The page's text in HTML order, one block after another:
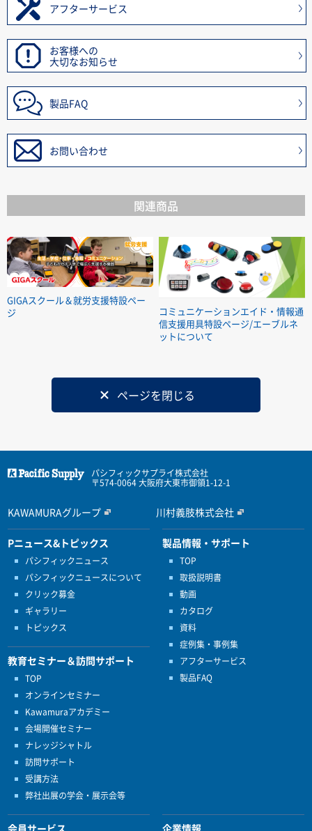
アフターサービス
お客様への
大切なお知らせ
製品FAQ
お問い合わせ
関連商品
GIGAスクール＆就労支援特設ペー
ジ
コミュニケーションエイド・情報通
信支援用具特設ページ/エーブルネ
ットについて
ページを閉じる
パシフィックサプライ株式会社
〒574-0064 大阪府大東市御領1-12-1
KAWAMURAグループ 川村義肢株式会社
Pニュース&トピックス
パシフィックニュース
パシフィックニュースについて
クリック募金
ギャラリー
トピックス
教育セミナー＆訪問サポート
TOP
オンラインセミナー
Kawamuraアカデミー
会場開催セミナー
ナレッジシャトル
訪問サポート
受講方法
弊社出展の学会・展示会等
製品情報・サポート
TOP
取扱説明書
動画
カタログ
資料
症例集・事例集
アフターサービス
製品FAQ